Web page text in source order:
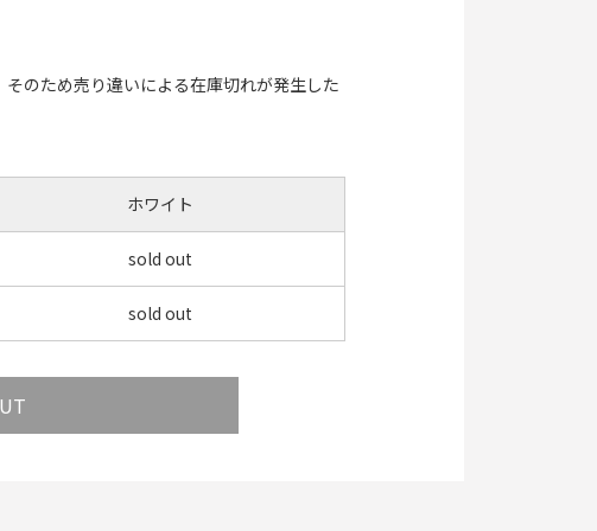
のため売り違いによる在庫切れが発生した
ホワイト
sold out
sold out